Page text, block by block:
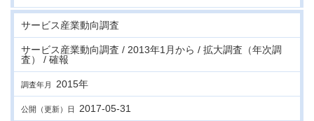
サービス産業動向調査
サービス産業動向調査 / 2013年1月から / 拡大調査（年次調
査） / 確報
調査年月 2015年
公開（更新）日 2017-05-31